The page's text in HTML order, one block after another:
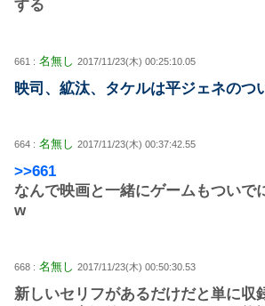
する
661 : 名無し 2017/11/23(木) 00:25:10.05
映司、絋汰、タケルは平ジェネのつ
664 : 名無し 2017/11/23(木) 00:37:42.55
>>661
なんで映画と一緒にゲームもついで
w
668 : 名無し 2017/11/23(木) 00:50:30.53
新しいセリフがあるだけだと単に収